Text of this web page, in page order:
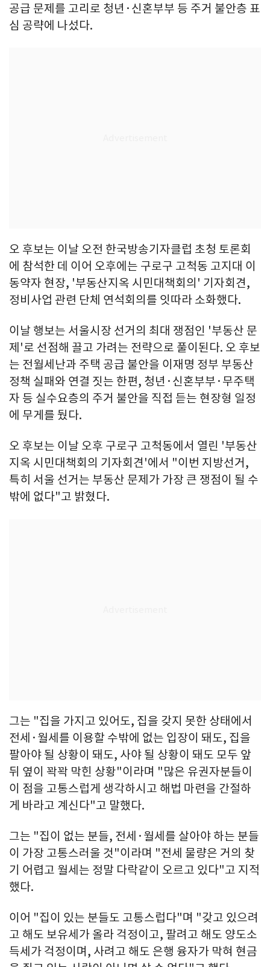
공급 문제를 고리로 청년·신혼부부 등 주거 불안층 표
심 공략에 나섰다.
오 후보는 이날 오전 한국방송기자클럽 초청 토론회
에 참석한 데 이어 오후에는 구로구 고척동 고지대 이
동약자 현장, '부동산지옥 시민대책회의' 기자회견,
정비사업 관련 단체 연석회의를 잇따라 소화했다.
이날 행보는 서울시장 선거의 최대 쟁점인 '부동산 문
제'로 선점해 끌고 가려는 전략으로 풀이된다. 오 후보
는 전월세난과 주택 공급 불안을 이재명 정부 부동산
정책 실패와 연결 짓는 한편, 청년·신혼부부·무주택
자 등 실수요층의 주거 불안을 직접 듣는 현장형 일정
에 무게를 뒀다.
오 후보는 이날 오후 구로구 고척동에서 열린 '부동산
지옥 시민대책회의 기자회견'에서 "이번 지방선거,
특히 서울 선거는 부동산 문제가 가장 큰 쟁점이 될 수
밖에 없다"고 밝혔다.
그는 "집을 가지고 있어도, 집을 갖지 못한 상태에서
전세·월세를 이용할 수밖에 없는 입장이 돼도, 집을
팔아야 될 상황이 돼도, 사야 될 상황이 돼도 모두 앞
뒤 옆이 꽉꽉 막힌 상황"이라며 "많은 유권자분들이
이 점을 고통스럽게 생각하시고 해법 마련을 간절하
게 바라고 계신다"고 말했다.
그는 "집이 없는 분들, 전세·월세를 살아야 하는 분들
이 가장 고통스러울 것"이라며 "전세 물량은 거의 찾
기 어렵고 월세는 정말 다락같이 오르고 있다"고 지적
했다.
이어 "집이 있는 분들도 고통스럽다"며 "갖고 있으려
고 해도 보유세가 올라 걱정이고, 팔려고 해도 양도소
득세가 걱정이며, 사려고 해도 은행 융자가 막혀 현금